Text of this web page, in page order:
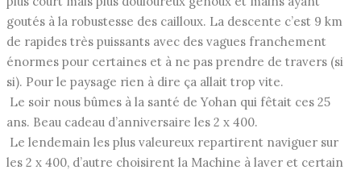
goutés à la robustesse des cailloux. La descente c’est 9 km
de rapides très puissants avec des vagues franchement
énormes pour certaines et à ne pas prendre de travers (si
si). Pour le paysage rien à dire ça allait trop vite.
Le soir nous bûmes à la santé de Yohan qui fêtait ces 25
ans. Beau cadeau d’anniversaire les 2 x 400.
Le lendemain les plus valeureux repartirent naviguer sur
les 2 x 400, d’autre choisirent la Machine à laver et certain